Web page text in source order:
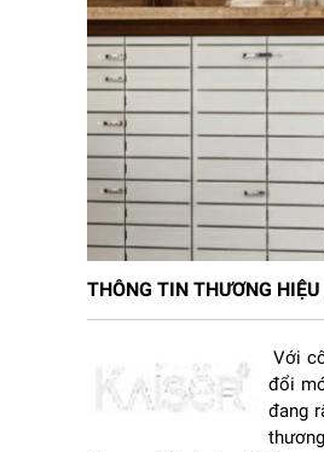
THÔNG TIN THƯƠNG
Với
đổi
đang